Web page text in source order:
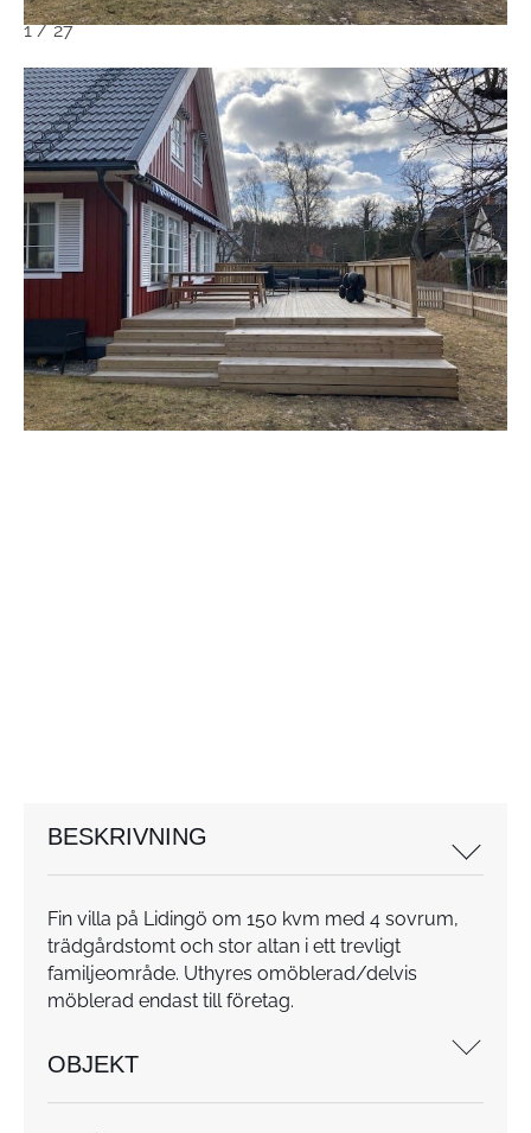
1/27
BESKRIVNING
Fin villa på Lidingö om 150 kvm med 4 sovrum,
trädgårdstomt och stor altan i ett trevligt
familjeområde. Uthyres omöblerad/delvis
möblerad endast till företag.
OBJEKT